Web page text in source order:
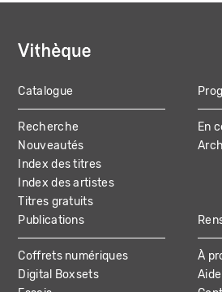
MAIN
NAVIGATION
Catalogue
Recherche
Nouveautés
Index des titres
Index des artistes
Titres gratuits
En
Publications
Coffrets numériques
Digital Boxsets
À
Aide